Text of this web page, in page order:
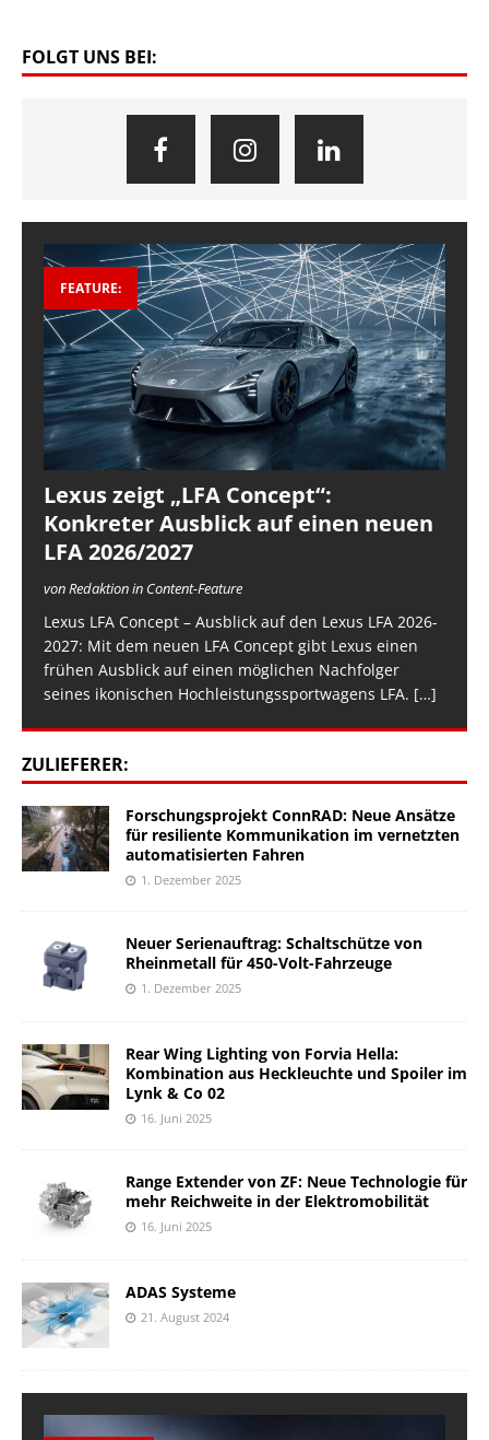
FOLGT UNS BEI:
FEATURE:
Lexus zeigt „LFA Concept“:
Konkreter Ausblick auf einen neuen
LFA 2026/2027
von Redaktion in Content-Feature
Lexus LFA Concept – Ausblick auf den Lexus LFA 2026-
2027: Mit dem neuen LFA Concept gibt Lexus einen
frühen Ausblick auf einen möglichen Nachfolger
seines ikonischen Hochleistungssportwagens LFA. […]
ZULIEFERER:
Forschungsprojekt ConnRAD: Neue Ansätze
für resiliente Kommunikation im vernetzten
automatisierten Fahren
1. Dezember 2025
Neuer Serienauftrag: Schaltschütze von
Rheinmetall für 450-Volt-Fahrzeuge
1. Dezember 2025
Rear Wing Lighting von Forvia Hella:
Kombination aus Heckleuchte und Spoiler im
Lynk & Co 02
16. Juni 2025
Range Extender von ZF: Neue Technologie für
mehr Reichweite in der Elektromobilität
16. Juni 2025
ADAS Systeme
21. August 2024